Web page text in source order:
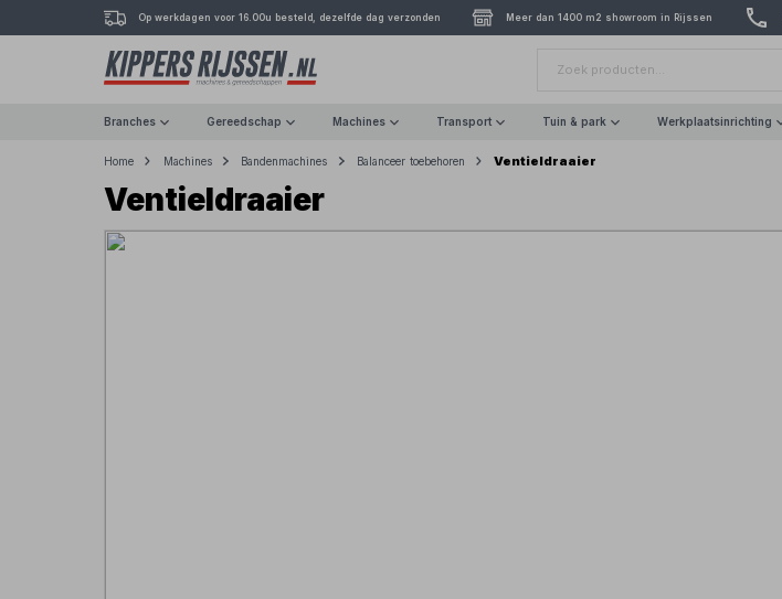
Op werkdagen voor 16.00u besteld, dezelfde dag verzonden Meer dan 1400 m2 showroom in Rijssen
Branches Gereedschap Machines Transport Tuin & park Werkplaatsinrichting
Home Machines Bandenmachines Balanceer toebehoren Ventieldraaier
Ventieldraaier